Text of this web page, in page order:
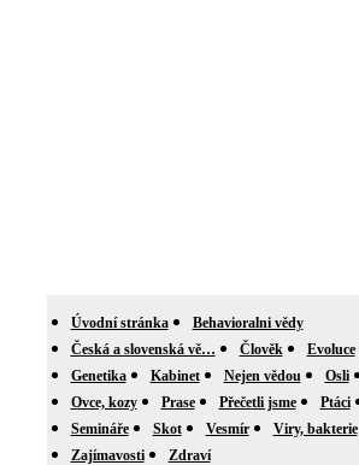
Úvodní stránka
Behavioralni vědy
Česká a slovenská vě…
Člověk Evoluce
Genetika
Kabinet Nejen vědou Osli
Ovce, kozy
Prase Přečetli jsme Ptáci
Semináře
Skot Vesmír
Viry, bakterie
Zajímavosti
Zdraví